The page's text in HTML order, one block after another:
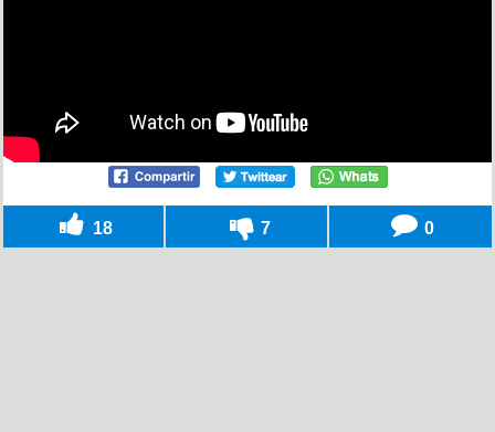
18 7 0